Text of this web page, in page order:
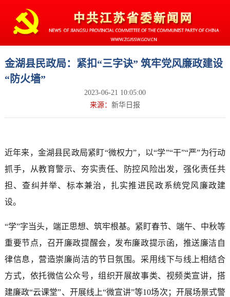
金湖县民政局：紧扣“三字诀” 筑牢党风廉政建设
“防火墙”
2023-06-21 10:05:00
来源： 新华日报
近年来，金湖县民政局紧盯“微权力”，以“学”“干”“严”为行动
抓手，从教育警示、夯实责任、防控风险出发，强化责任共
担、查纠并举、标本兼治，扎实推进民政系统党风廉政建
设。
“学”字当头，端正思想、筑牢根基。紧盯春节、端午、中秋等
重要节点，召开廉政提醒会，发布廉政提示函，推送廉洁自
律信息，营造崇廉尚洁的节日氛围。采用线下与线上相结合
方式，依托微信公众号，组织开展故事类、视频类宣讲，搭
建廉政“云课堂”、开展线上“微宣讲”等10场次；开展场景式警